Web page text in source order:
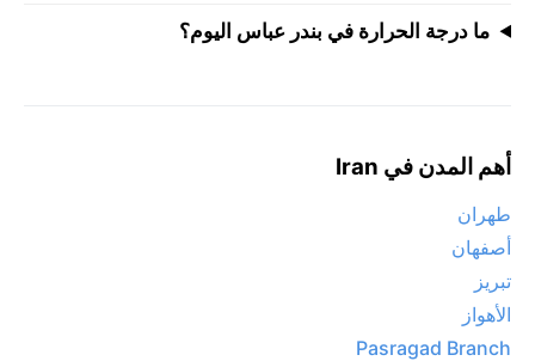
ما درجة الحرارة في بندر عباس اليوم؟
أهم المدن في Iran
طهران
أصفهان
تبريز
الأهواز
Pasragad Branch